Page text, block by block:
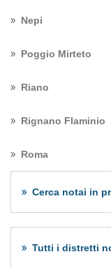
Nepi
Poggio Mirteto
Riano
Rignano Flaminio
Roma
Cerca notai in
Tutti i distretti